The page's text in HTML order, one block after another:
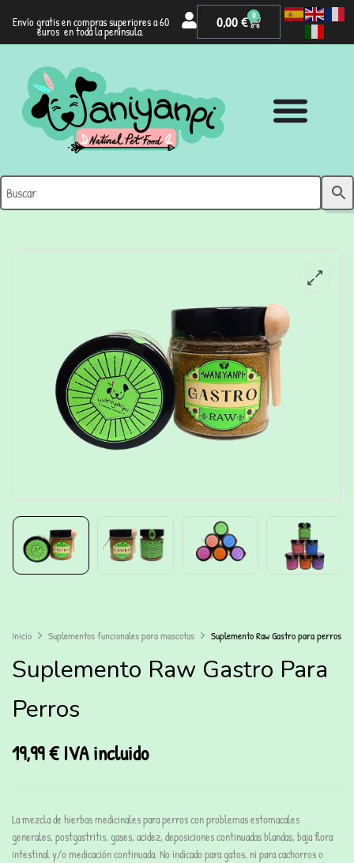
Envío gratis en compras superiores a 60
euros en toda la península.
0,00€ 0
Inicio Suplementos funcionales para mascotas Suplemento Raw Gastro para perros
Suplemento Raw Gastro Para
Perros
19,99€IVA incluido
La mezcla de hierbas medicinales para perros con problemas estomacales
generales, postgastritis, gases, acidez, deposiciones continuadas blandas, baja flora
intestinal y/o medicación continuada. No indicado para gatos, ni para cachorros o